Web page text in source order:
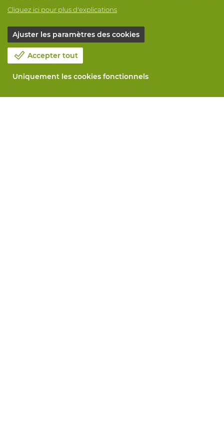
Cliquez ici pour plus d'explications
Ajuster les paramètres des cookies
Accepter tout
Uniquement les cookies fonctionnels